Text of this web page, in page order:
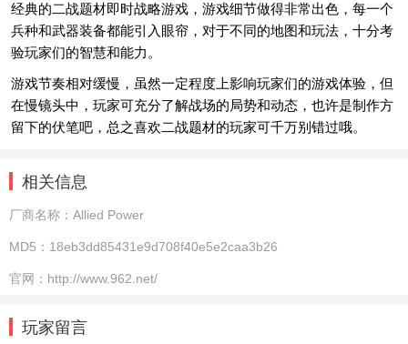
经典的二战题材即时战略游戏，游戏细节做得非常出色，每一个
兵种和武器装备都能引入眼帘，对于不同的地图和玩法，十分考
验玩家们的智慧和能力。
游戏节奏相对缓慢，虽然一定程度上影响玩家们的游戏体验，但
在慢镜头中，玩家可充分了解战场的局势和动态，也许是制作方
留下的伏笔吧，总之喜欢二战题材的玩家可千万别错过哦。
相关信息
厂商名称： Allied Power
MD5： 18eb3dd85431e9d708f40e5e2caa3b26
官网： http://www.962.net/
玩家留言